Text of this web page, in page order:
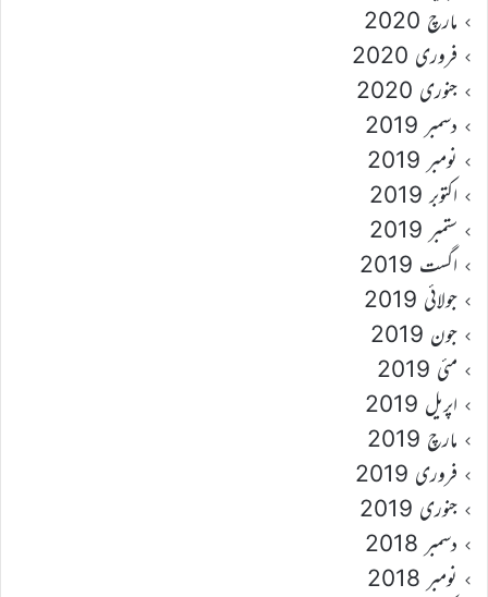
مارچ 2020
فروری 2020
جنوری 2020
دسمبر 2019
نومبر 2019
اکتوبر 2019
ستمبر 2019
اگست 2019
جولائی 2019
جون 2019
مئی 2019
اپریل 2019
مارچ 2019
فروری 2019
جنوری 2019
دسمبر 2018
نومبر 2018